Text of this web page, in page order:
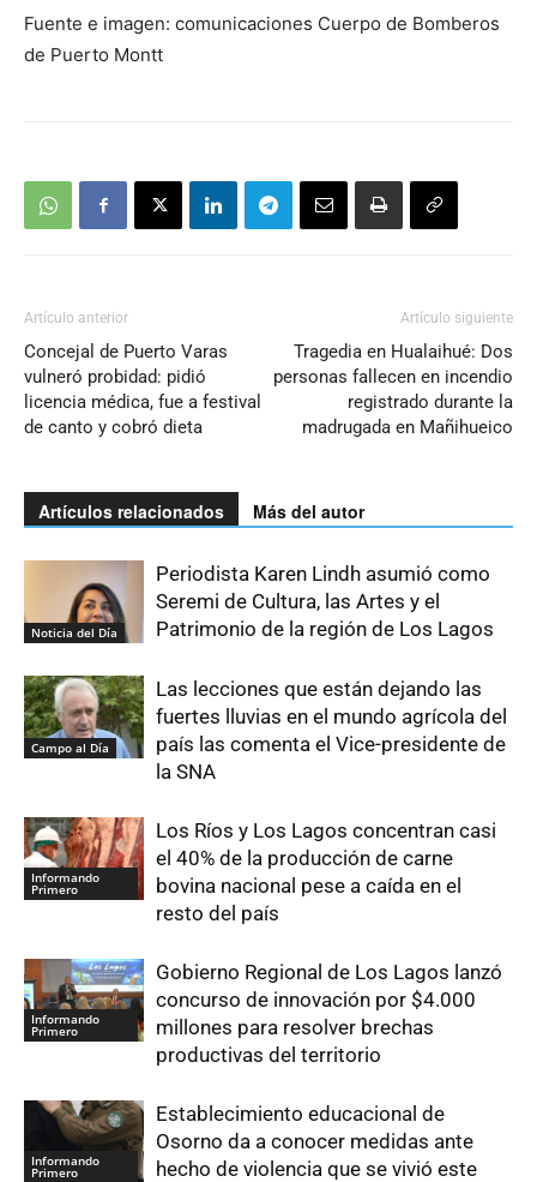
Fuente e imagen: comunicaciones Cuerpo de Bomberos
de Puerto Montt
Artículo anterior
Concejal de Puerto Varas
vulneró probidad: pidió
licencia médica, fue a festival
de canto y cobró dieta
Artículo siguiente
Tragedia en Hualaihué: Dos
personas fallecen en incendio
registrado durante la
madrugada en Mañihueico
Artículos relacionados Más del autor
Noticia del Día
Periodista Karen Lindh asumió como
Seremi de Cultura, las Artes y el
Patrimonio de la región de Los Lagos
Campo al Día
Las lecciones que están dejando las
fuertes lluvias en el mundo agrícola del
país las comenta el Vice-presidente de
la SNA
Informando
Primero
Los Ríos y Los Lagos concentran casi
el 40% de la producción de carne
bovina nacional pese a caída en el
resto del país
Informando
Primero
Gobierno Regional de Los Lagos lanzó
concurso de innovación por $4.000
millones para resolver brechas
productivas del territorio
Informando
Primero
Establecimiento educacional de
Osorno da a conocer medidas ante
hecho de violencia que se vivió este